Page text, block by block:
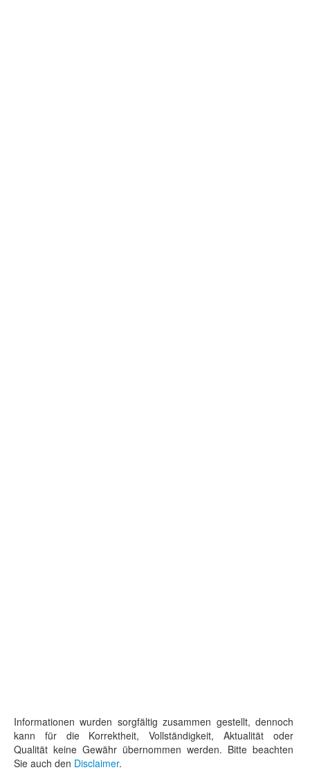
Informationen wurden sorgfältig zusammen gestellt, dennoch
kann für die Korrektheit, Vollständigkeit, Aktualität oder
Qualität keine Gewähr übernommen werden. Bitte beachten
Sie auch den Disclaimer.